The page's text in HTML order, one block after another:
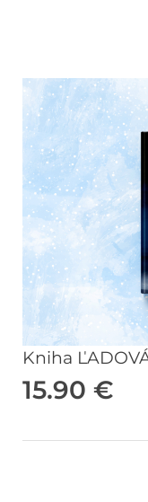
Kniha
15.90 €